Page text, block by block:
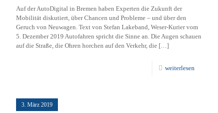
Auf der AutoDigital in Bremen haben Experten die Zukunft der
Mobilität diskutiert, über Chancen und Probleme – und über den
Geruch von Neuwagen. Text von Stefan Lakeband, Weser-Kurier vom
5. Dezember 2019 Autofahren spricht die Sinne an. Die Augen schauen
auf die Straße, die Ohren horchen auf den Verkehr, die […]
weiterlesen
3. März 2019